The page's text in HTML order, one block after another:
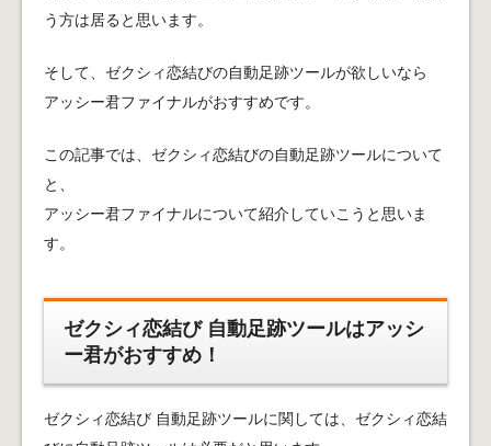
う方は居ると思います。
そして、ゼクシィ恋結びの自動足跡ツールが欲しいなら
アッシー君ファイナルがおすすめです。
この記事では、ゼクシィ恋結びの自動足跡ツールについて
と、
アッシー君ファイナルについて紹介していこうと思いま
す。
ゼクシィ恋結び 自動足跡ツールはアッシ
ー君がおすすめ！
ゼクシィ恋結び 自動足跡ツールに関しては、ゼクシィ恋結